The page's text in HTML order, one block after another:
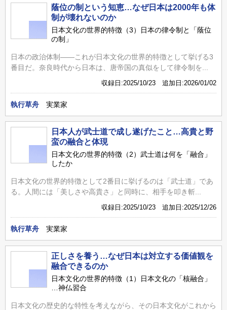
蔭位の制という知恵…なぜ日本は2000年も体
制が壊れないのか
日本文化の世界的特徴（3）日本の律令制と「蔭位
の制」
日本の政治体制――これが日本文化の世界的特徴として挙げる3
番目だ。奈良時代から日本は、唐帝国の真似をして律令制を...
収録日:2025/10/23 追加日:2026/01/02
執行草舟 実業家
日本人が武士道で成し遂げたこと…高貴と野
蛮の融合と体現
日本文化の世界的特徴（2）武士道は何を「融合」
したか
日本文化の世界的特徴として2番目に挙げるのは「武士道」であ
る。人間には「美しさや高貴さ」と同時に、相手を叩き斬...
収録日:2025/10/23 追加日:2025/12/26
執行草舟 実業家
正しさを養う…なぜ日本は対立する価値観を
融合できるのか
日本文化の世界的特徴（1）日本文化の「核融合」
…神仏習合
日本文化の歴史的な特性を考えながら、その日本文化がこれから